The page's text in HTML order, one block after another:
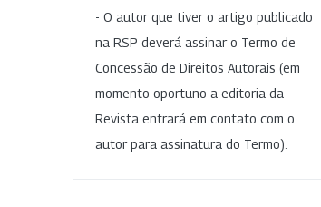
- O autor que tiver o artigo publicado
na RSP deverá assinar o Termo de
Concessão de Direitos Autorais (em
momento oportuno a editoria da
Revista entrará em contato com o
autor para assinatura do Termo).